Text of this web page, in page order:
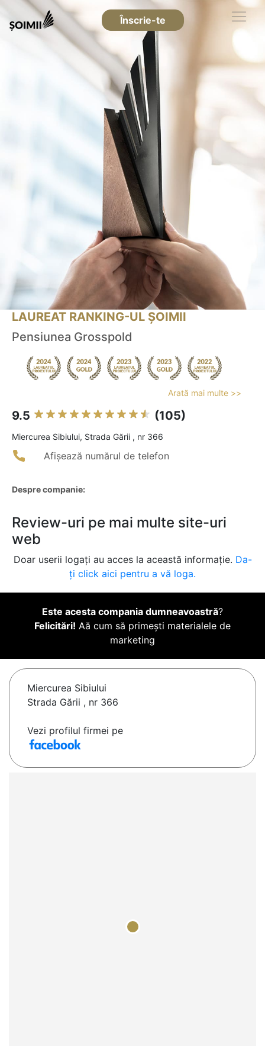
Înscrie-te
LAUREAT RANKING-UL ȘOIMII
Pensiunea Grosspold
Arată mai multe >>
9.5 (105)
Miercurea Sibiului, Strada Gării , nr 366
Afișează numărul de telefon
Despre companie:
Review-uri pe mai multe site-uri
web
Doar userii logați au acces la această informație. Da-
ți click aici pentru a vă loga.
Este acesta compania dumneavoastră?
Felicitări! Aă cum să primești materialele de
marketing
Miercurea Sibiului
Strada Gării , nr 366
Vezi profilul firmei pe